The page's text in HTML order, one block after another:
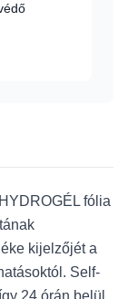
fólia
kijelzőjét a
Self-
24 órán belül